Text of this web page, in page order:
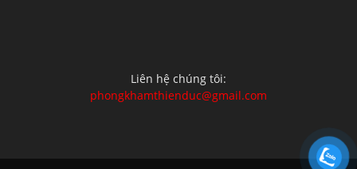
Liên hệ chúng tôi:
phongkhamthienduc@gmail.com